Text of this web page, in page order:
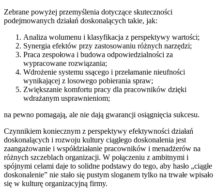
Zebrane powyżej przemyślenia dotyczące skuteczności
podejmowanych działań doskonalących takie, jak:
Analiza wolumenu i klasyfikacja z perspektywy wartości;
Synergia efektów przy zastosowaniu różnych narzędzi;
Praca zespołowa i budowa odpowiedzialności za
wypracowane rozwiązania;
Wdrożenie systemu ssącego i przełamanie nieufności
wynikającej z losowego pobierania spraw;
Zwiększanie komfortu pracy dla pracowników dzięki
wdrażanym usprawnieniom;
na pewno pomagają, ale nie dają gwarancji osiągnięcia sukcesu.
Czynnikiem koniecznym z perspektywy efektywności działań
doskonalących i rozwoju kultury ciągłego doskonalenia jest
zaangażowanie i współdziałanie pracowników i menadżerów na
różnych szczeblach organizacji. W połączeniu z ambitnymi i
spójnymi celami daje to solidne podstawy do tego, aby hasło „ciągłe
doskonalenie” nie stało się pustym sloganem tylko na trwałe wpisało
się w kulturę organizacyjną firmy.